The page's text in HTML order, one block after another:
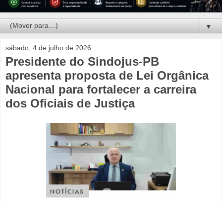
▼
sábado, 4 de julho de 2026
Presidente do Sindojus-PB
apresenta proposta de Lei Orgânica
Nacional para fortalecer a carreira
dos Oficiais de Justiça